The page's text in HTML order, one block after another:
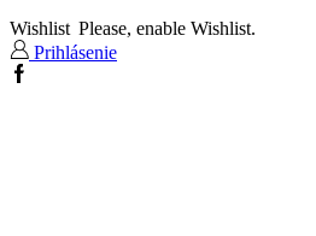
Wishlist Please, enable Wishlist.
Prihlásenie
Facebook